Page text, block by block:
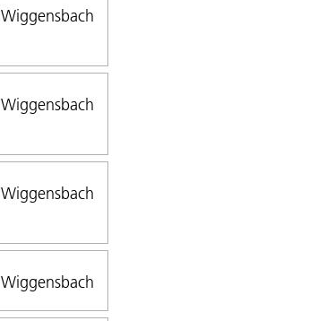
Wiggensbach
Wiggensbach
Wiggensbach
Wiggensbach